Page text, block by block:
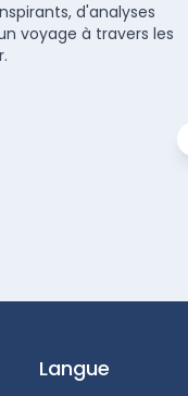
d'analyses
voyage à travers les
Langue